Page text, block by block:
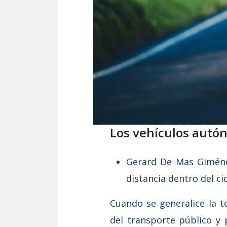
Los vehículos
Gerard De Mas
distancia dentro del
Cuando se generalice la
del transporte público y